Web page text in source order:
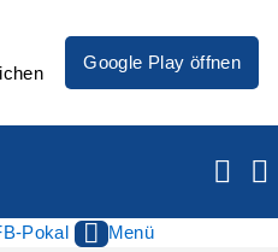
Google Play öffnen
Pokal
Menü